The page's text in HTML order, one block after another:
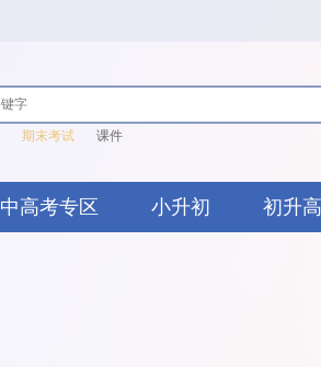
期末考试 课件
中高考专区 小升初 初升高